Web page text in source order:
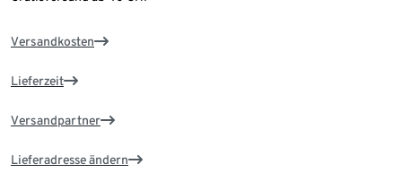
Versandkosten
Lieferzeit
Versandpartner
Lieferadresse ändern